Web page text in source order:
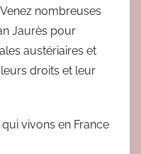
nombreuses
Jaurès pour
austériaires et
droits et leur
vivons en France